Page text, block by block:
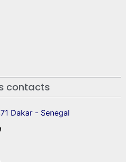
contacts
Dakar - Senegal